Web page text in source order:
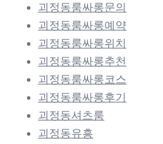
괴정동룸싸롱문의
괴정동룸싸롱예약
괴정동룸싸롱위치
괴정동룸싸롱추천
괴정동룸싸롱코스
괴정동룸싸롱후기
괴정동셔츠룸
괴정동유흥